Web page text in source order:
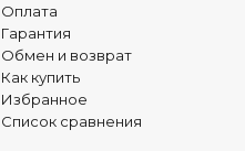
Оплата
Гарантия
Обмен и возврат
Как купить
Избранное
Список сравнения